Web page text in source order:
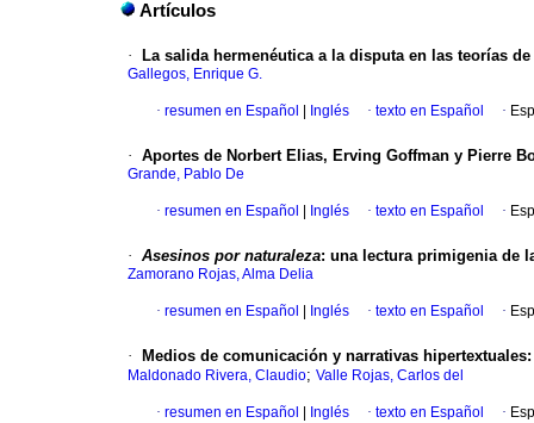
Artículos
· La salida hermenéutica a la disputa en las teorías
Gallegos, Enrique G.
· resumen en Español Inglés · texto en Español ·
· Aportes de Norbert Elias, Erving Goffman y Pierre
Grande, Pablo De
· resumen en Español Inglés · texto en Español ·
· Asesinos por naturaleza: una lectura primigenia de
Zamorano Rojas, Alma Delia
· resumen en Español Inglés · texto en Español ·
· Medios de comunicación y narrativas hipertextuales
Maldonado Rivera, Claudio; Valle Rojas, Carlos del
· resumen en Español Inglés · texto en Español ·